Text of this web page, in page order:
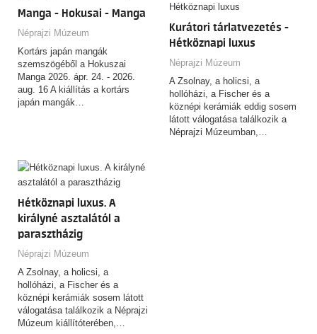
Manga - Hokusai - Manga
Néprajzi Múzeum
Kortárs japán mangák
szemszögéből a Hokuszai
Manga 2026. ápr. 24. - 2026.
aug. 16 A kiállítás a kortárs
japán mangák…
Kurátori tárlatvezetés -
Hétköznapi luxus
Néprajzi Múzeum
A Zsolnay, a holicsi, a
hollóházi, a Fischer és a
köznépi kerámiák eddig sosem
látott válogatása találkozik a
Néprajzi Múzeumban,…
Hétköznapi luxus. A
királyné asztalától a
parasztházig
Néprajzi Múzeum
A Zsolnay, a holicsi, a
hollóházi, a Fischer és a
köznépi kerámiák sosem látott
válogatása találkozik a Néprajzi
Múzeum kiállítóterében,…